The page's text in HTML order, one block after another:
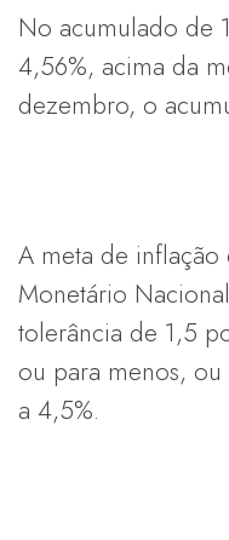
No acumulado de
4,56%, acima da
dezembro, o
A meta de
Monetário
tolerância de 1,5
ou para menos,
a 4,5%.